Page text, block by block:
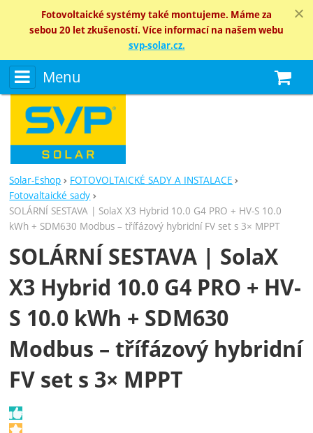
Fotovoltaické systémy také montujeme. Máme za
sebou 20 let zkušeností. Více informací na našem webu
svp-solar.cz.
Menu
Solar-Eshop
FOTOVOLTAICKÉ SADY A INSTALACE
Fotovaltaické sady
SOLÁRNÍ SESTAVA | SolaX X3 Hybrid 10.0 G4 PRO + HV-S 10.0
kWh + SDM630 Modbus – třífázový hybridní FV set s 3× MPPT
SOLÁRNÍ SESTAVA | SolaX
X3 Hybrid 10.0 G4 PRO + HV-
S 10.0 kWh + SDM630
Modbus – třífázový hybridní
FV set s 3× MPPT
Fotografie